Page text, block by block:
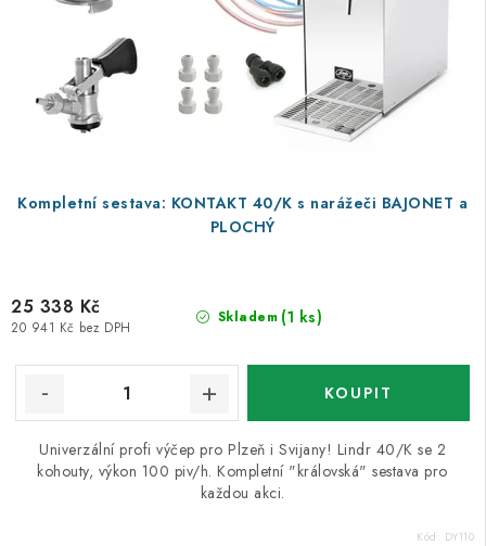
Kompletní sestava: KONTAKT 40/K s narážeči BAJONET a
PLOCHÝ
Skladem (1 ks)
20 941 Kč bez DPH
25 338 Kč
Univerzální profi výčep pro Plzeň i Svijany! Lindr 40/K se 2
kohouty, výkon 100 piv/h. Kompletní "královská" sestava pro
každou akci.
Kód: DY110